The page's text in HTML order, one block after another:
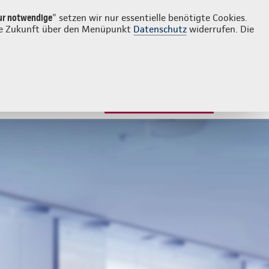
notwendige" setzen wir nur essentielle benötigte Cookies.
Zukunft über den Menüpunkt Datenschutz widerrufen. Die
Login Kontakt 0541 2020614